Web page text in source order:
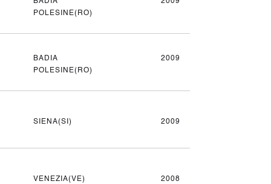
POLESINE(RO)
BADIA
POLESINE(RO)
2009
SIENA(SI) 2009
VENEZIA(VE) 2008